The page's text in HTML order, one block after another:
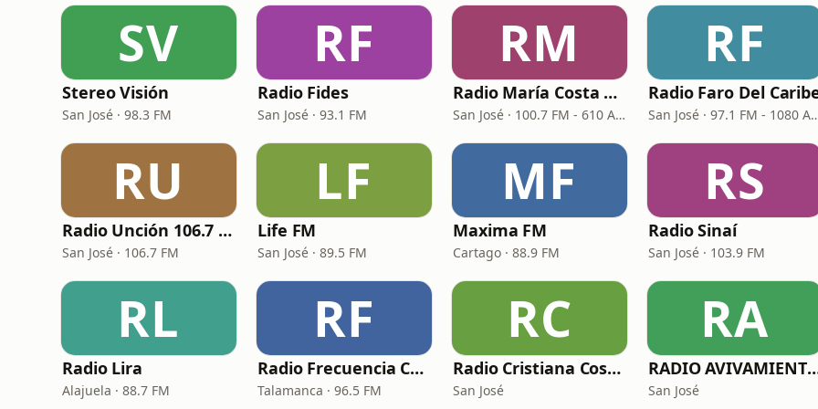
SV
Stereo Visión
San José · 98.3 FM
RF
Radio Fides
San José · 93.1 FM
RM
Radio María Costa Rica
San José · 100.7 FM - 610 AM
RF
Radio Faro Del
San José ·
RU
Radio Unción 106.7 FM
San José · 106.7 FM
LF
Life FM
San José · 89.5 FM
MF
Maxima FM
Cartago · 88.9 FM
RS
Radio Sinaí
San José · 103.9 FM
RL
Radio Lira
Alajuela · 88.7 FM
RF
Radio Frecuencia Cristiana
Talamanca · 96.5 FM
RC
Radio Cristiana Costa Rica
San José
RA
RADIO
San José